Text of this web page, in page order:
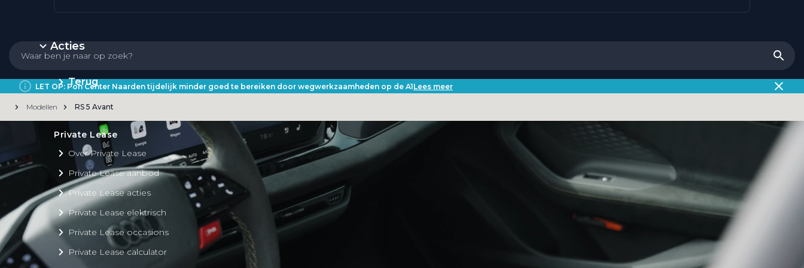
Acties
Terug
Private Lease
Over Private Lease
Private Lease aanbod
Private Lease acties
Private Lease elektrisch
Private Lease occasions
Private Lease calculator
LET OP: Pon Center Naarden tijdelijk minder goed te bereiken door wegwerkzaamheden op de A1Lees meer
Modellen RS 5 Avant